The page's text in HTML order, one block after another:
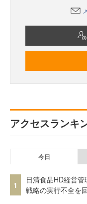
アクセスランキ
今日
1
日清食品HD経営管
戦略の実行不全を